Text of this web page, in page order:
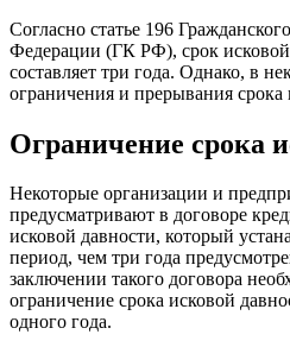
Согласно статье 196
Федерации (ГК РФ), срок
составляет три года. Однако, в
ограничения и прерывания срока
Ограничение срока
Некоторые организации и
предусматривают в договоре
исковой давности, который
период, чем три года
заключении такого договора
ограничение срока исковой
одного года.